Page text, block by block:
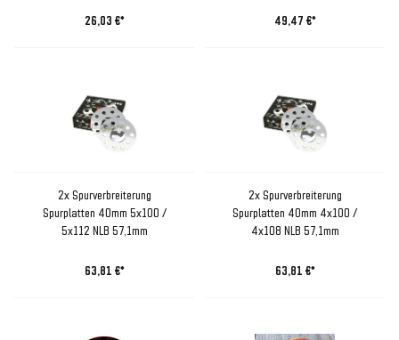
26,03 €* 49,47 €*
2x Spurverbreiterung
Spurplatten 40mm 5x100 /
5x112 NLB 57,1mm
63,81 €*
2x Spurverbreiterung
Spurplatten 40mm 4x100 /
4x108 NLB 57,1mm
63,81 €*